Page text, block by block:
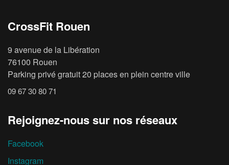
CrossFit Rouen
9 avenue de la Libération
76100 Rouen
Parking privé gratuit 20 places en plein centre ville
09 67 30 80 71
Rejoignez-nous sur nos réseaux
Facebook
Instagram